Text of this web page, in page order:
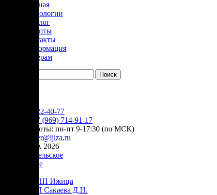
Главная
Технологии
Каталог
Рецепты
Контакты
Информация
Дилерам
+7 (905) 222-40-77
+7 (969) 714-91-17
режим работы: пн-пт 9-17:30 (по МСК)
order@ijiza.ru
© ИЖИЦА 2026
Пользовательское
соглашение
Оферта НПП Ижица
Оферта ИП Сакаева Д.Н.